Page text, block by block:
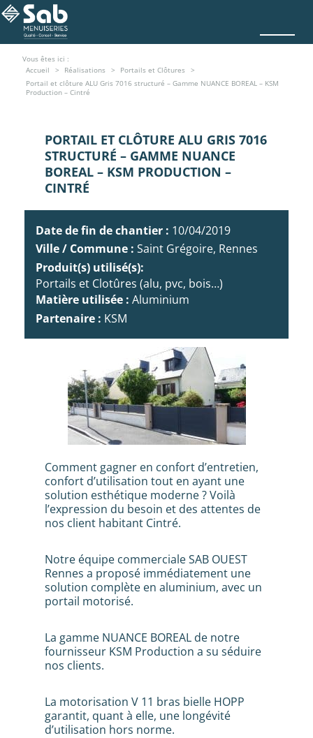
Vous êtes ici :
Accueil
Réalisations
Portails et Clôtures
Portail et clôture ALU Gris 7016 structuré – Gamme NUANCE BOREAL – KSM
Production – Cintré
PORTAIL ET CLÔTURE ALU GRIS 7016
STRUCTURÉ – GAMME NUANCE
BOREAL – KSM PRODUCTION –
CINTRÉ
Date de fin de chantier : 10/04/2019
Ville / Commune : Saint Grégoire, Rennes
Produit(s) utilisé(s):
Portails et Clotûres (alu, pvc, bois…)
Matière utilisée : Aluminium
Partenaire : KSM
Comment gagner en confort d’entretien,
confort d’utilisation tout en ayant une
solution esthétique moderne ? Voilà
l’expression du besoin et des attentes de
nos client habitant Cintré.
Notre équipe commerciale SAB OUEST
Rennes a proposé immédiatement une
solution complète en aluminium, avec un
portail motorisé.
La gamme NUANCE BOREAL de notre
fournisseur KSM Production a su séduire
nos clients.
La motorisation V 11 bras bielle HOPP
garantit, quant à elle, une longévité
d’utilisation hors norme.